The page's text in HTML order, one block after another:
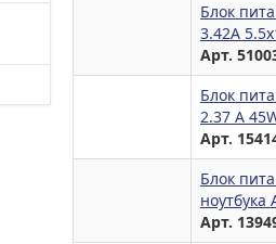
Блок
3.42A
Арт.
Блок
2.37 A
Арт.
Блок
ноутбука
Арт.